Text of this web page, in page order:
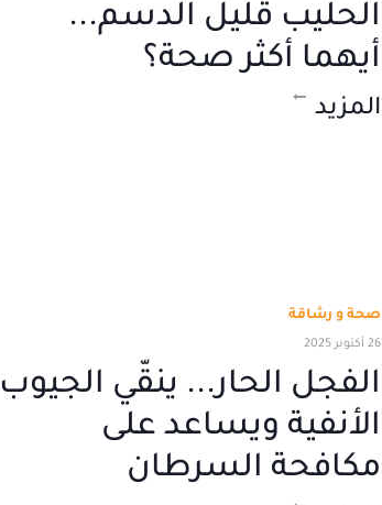
الحليب قليل الدسم...
أيهما أكثر صحة؟
المزيد
صحة و رشاقة
26 أكتوبر 2025
الفجل الحار... ينقّي الجيوب
الأنفية ويساعد على
مكافحة السرطان